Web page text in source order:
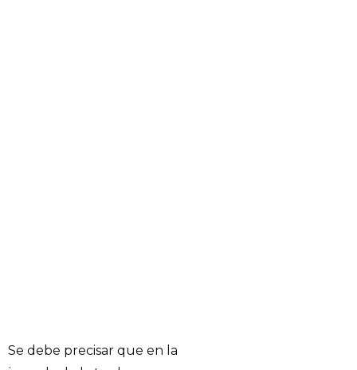
Se debe precisar que en la